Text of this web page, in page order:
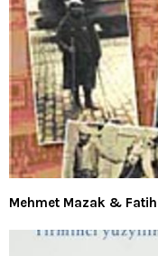
Mehmet Mazak &